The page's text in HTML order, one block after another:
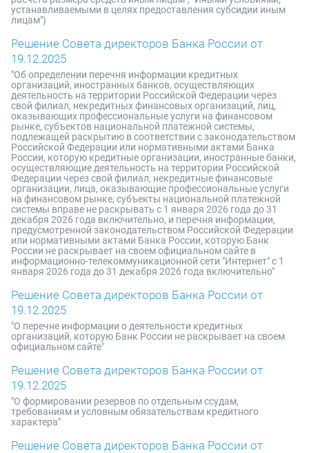
устанавливаемыми в целях предоставления субсидии иным
лицам")
Решение Совета директоров Банка России от
19.12.2025
"Об определении перечня информации кредитных
организаций, иностранных банков, осуществляющих
деятельность на территории Российской Федерации через
свой филиал, некредитных финансовых организаций, лиц,
оказывающих профессиональные услуги на финансовом
рынке, субъектов национальной платежной системы,
подлежащей раскрытию в соответствии с законодательством
Российской Федерации или нормативными актами Банка
России, которую кредитные организации, иностранные банки,
осуществляющие деятельность на территории Российской
Федерации через свой филиал, некредитные финансовые
организации, лица, оказывающие профессиональные услуги
на финансовом рынке, субъекты национальной платежной
системы вправе не раскрывать с 1 января 2026 года до 31
декабря 2026 года включительно, и перечня информации,
предусмотренной законодательством Российской Федерации
или нормативными актами Банка России, которую Банк
России не раскрывает на своем официальном сайте в
информационно-телекоммуникационной сети "Интернет" с 1
января 2026 года до 31 декабря 2026 года включительно"
Решение Совета директоров Банка России от
19.12.2025
"О перечне информации о деятельности кредитных
организаций, которую Банк России не раскрывает на своем
официальном сайте"
Решение Совета директоров Банка России от
19.12.2025
"О формировании резервов по отдельным ссудам,
требованиям и условным обязательствам кредитного
характера"
Решение Совета директоров Банка России от